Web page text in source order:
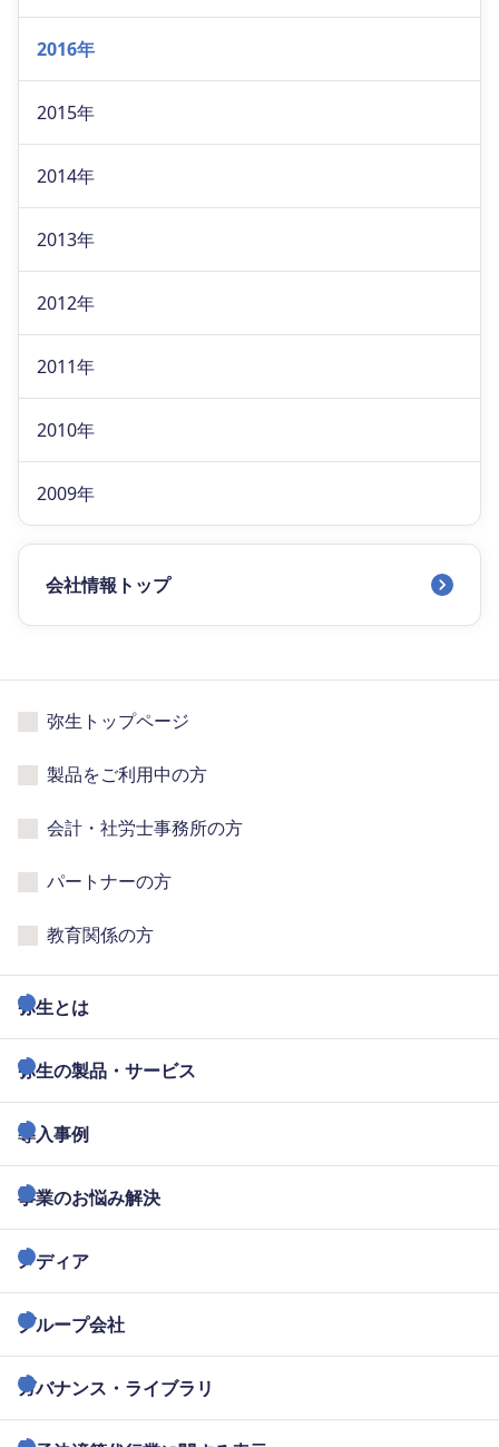
2016年
2015年
2014年
2013年
2012年
2011年
2010年
2009年
会社情報トップ
弥生トップページ
製品をご利用中の方
会計・社労士事務所の方
パートナーの方
教育関係の方
弥生とは
弥生の製品・サービス
導入事例
事業のお悩み解決
メディア
グループ会社
ガバナンス・ライブラリ